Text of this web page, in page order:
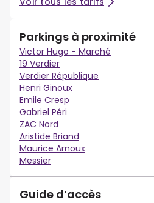
Parkings à proximité
Victor Hugo - Marché
19 Verdier
Verdier République
Henri Ginoux
Emile Cresp
Gabriel Péri
ZAC Nord
Aristide Briand
Maurice Arnoux
Messier
Guide d’accès